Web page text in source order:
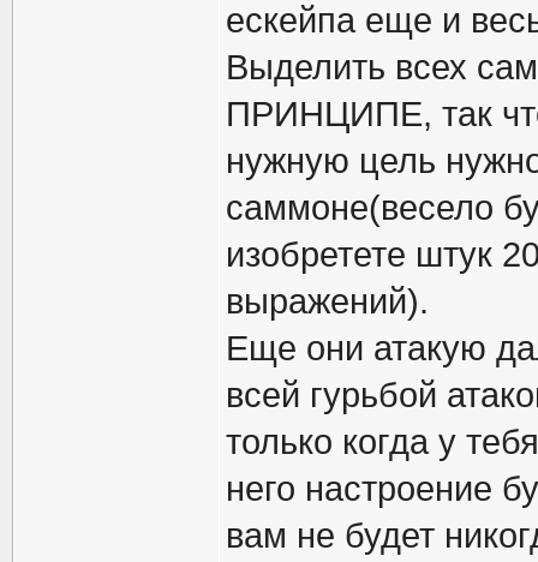
ескейпа еще и
Выделить всех
ПРИНЦИПЕ, так
нужную цель
саммоне(весело
изобретете штук
выражений).
Еще они атакую
всей гурьбой
только когда у
него настроение
вам не будет